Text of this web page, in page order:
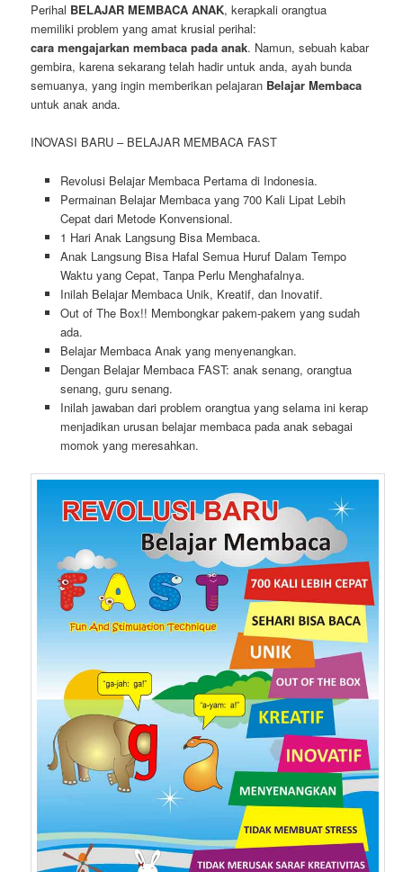
Perihal BELAJAR MEMBACA ANAK, kerapkali orangtua
memiliki problem yang amat krusial perihal:
cara mengajarkan membaca pada anak. Namun, sebuah kabar
gembira, karena sekarang telah hadir untuk anda, ayah bunda
semuanya, yang ingin memberikan pelajaran Belajar Membaca
untuk anak anda.
INOVASI BARU – BELAJAR MEMBACA FAST
Revolusi Belajar Membaca Pertama di Indonesia.
Permainan Belajar Membaca yang 700 Kali Lipat Lebih
Cepat dari Metode Konvensional.
1 Hari Anak Langsung Bisa Membaca.
Anak Langsung Bisa Hafal Semua Huruf Dalam Tempo
Waktu yang Cepat, Tanpa Perlu Menghafalnya.
Inilah Belajar Membaca Unik, Kreatif, dan Inovatif.
Out of The Box!! Membongkar pakem-pakem yang sudah
ada.
Belajar Membaca Anak yang menyenangkan.
Dengan Belajar Membaca FAST: anak senang, orangtua
senang, guru senang.
Inilah jawaban dari problem orangtua yang selama ini kerap
menjadikan urusan belajar membaca pada anak sebagai
momok yang meresahkan.